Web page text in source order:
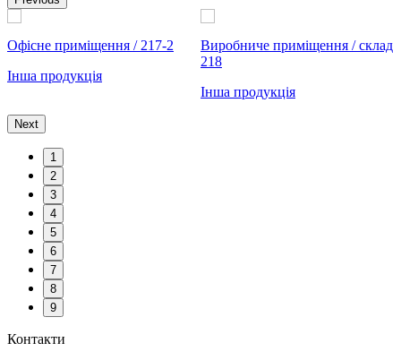
Офісне приміщення / 217-2
Інша продукція
Виробниче приміщення / склад
218
Інша продукція
Next
1
2
3
4
5
6
7
8
9
Контакти